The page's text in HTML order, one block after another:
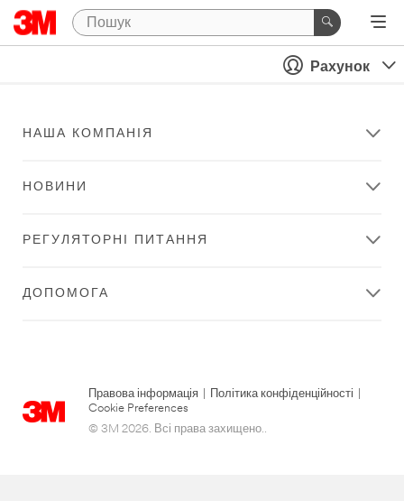
Рахунок
НАША КОМПАНІЯ
НОВИНИ
РЕГУЛЯТОРНІ ПИТАННЯ
ДОПОМОГА
Правова інформація Політика конфіденційності
Cookie Preferences
© 3M 2026. Всі права захищено..